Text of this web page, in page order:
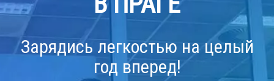
Зарядись легкостью на целый
год вперед!